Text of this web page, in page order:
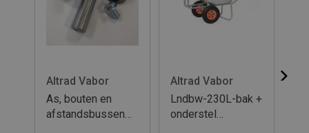
Altrad Vabor
As, bouten en
afstandsbussen
Altrad Vabor
Lndbw-230L-bak +
onderstel